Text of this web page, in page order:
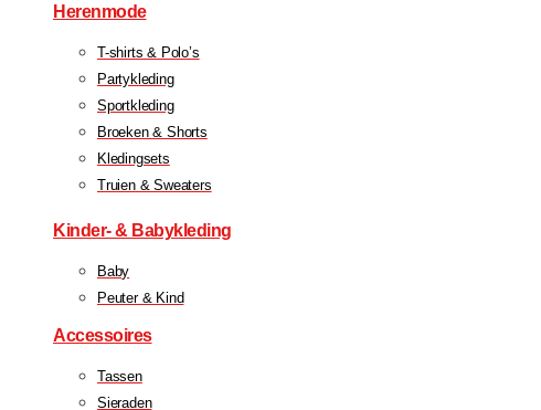
Herenmode
T-shirts & Polo’s
Partykleding
Sportkleding
Broeken & Shorts
Kledingsets
Truien & Sweaters
Kinder- & Babykleding
Baby
Peuter & Kind
Accessoires
Tassen
Sieraden